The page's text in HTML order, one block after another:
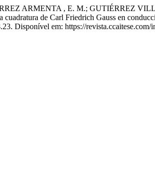
ARMENTA , E. M.; GUTIÉRREZ
de Carl Friedrich Gauss en
Disponível em: https://revista.ccaitese.com/